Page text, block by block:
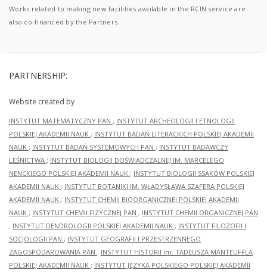
Works related to making new facilities available in the RCIN service are
also co-financed by the Partners.
PARTNERSHIP:
Website created by
INSTYTUT MATEMATYCZNY PAN ; INSTYTUT ARCHEOLOGII I ETNOLOGII
POLSKIEJ AKADEMII NAUK ; INSTYTUT BADAŃ LITERACKICH POLSKIEJ AKADEMII
NAUK ; INSTYTUT BADAŃ SYSTEMOWYCH PAN ; INSTYTUT BADAWCZY
LEŚNICTWA ; INSTYTUT BIOLOGII DOŚWIADCZALNEJ IM. MARCELEGO
NENCKIEGO POLSKIEJ AKADEMII NAUK ; INSTYTUT BIOLOGII SSAKÓW POLSKIEJ
AKADEMII NAUK ; INSTYTUT BOTANIKI IM. WŁADYSŁAWA SZAFERA POLSKIEJ
AKADEMII NAUK ; INSTYTUT CHEMII BIOORGANICZNEJ POLSKIEJ AKADEMII
NAUK ; INSTYTUT CHEMII FIZYCZNEJ PAN ; INSTYTUT CHEMII ORGANICZNEJ PAN
; INSTYTUT DENDROLOGII POLSKIEJ AKADEMII NAUK ; INSTYTUT FILOZOFII I
SOCJOLOGII PAN ; INSTYTUT GEOGRAFII I PRZESTRZENNEGO
ZAGOSPODAROWANIA PAN ; INSTYTUT HISTORII im. TADEUSZA MANTEUFFLA
POLSKIEJ AKADEMII NAUK ; INSTYTUT JĘZYKA POLSKIEGO POLSKIEJ AKADEMII